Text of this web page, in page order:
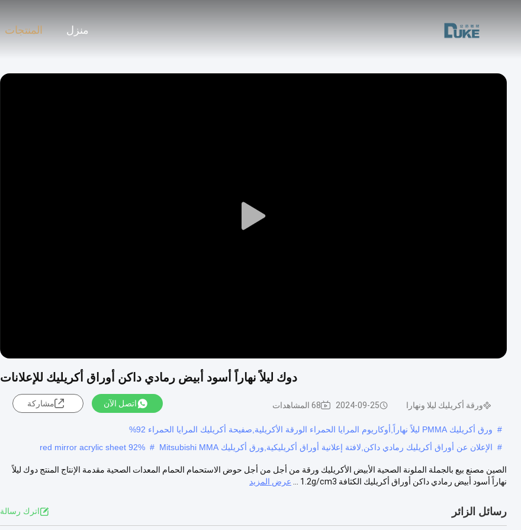
منزل المنتجات
Play
دوك ليلاً نهاراً أسود أبيض رمادي داكن أوراق أكريليك للإعلانات
ورقة أكريليك ليلا ونهارا 2024-09-25 68 المشاهدات اتصل الآن مشاركة
# ورق أكريليك PMMA ليلاً نهاراً,أوكاريوم المرايا الحمراء الورقة الأكريلية,صفيحة أكريليك المرايا الحمراء 92%
# الإعلان عن أوراق أكريليك رمادي داكن,لافتة إعلانية أوراق أكريليكية,ورق أكريليك Mitsubishi MMA #
red mirror acrylic sheet 92%
الصين مصنع بيع بالجملة الملونة الصحية الأبيض الأكريليك ورقة من أجل من أجل حوض الاستحمام الحمام المعدات الصحية مقدمة الإنتاج المنتج دوك ليلاً
نهاراً أسود أبيض رمادي داكن أوراق أكريليك الكثافة 1.2g/cm3 ...
عرض المزيد
رسائل الزائر اترك رسالة